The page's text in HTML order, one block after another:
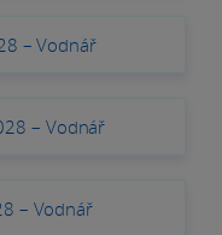
– Vodnář
– Vodnář
– Vodnář